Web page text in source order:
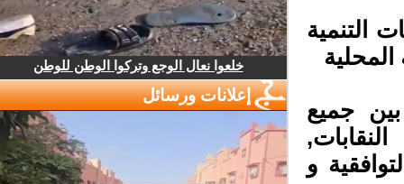
التنمية
جميع
و
خلعوا نعال الوجع وتركوا الوطن للوطن
إعلانات ورسائل